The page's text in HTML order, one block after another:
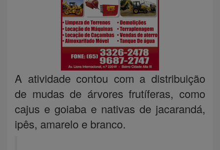
A atividade contou com a distribuição
de mudas de árvores frutíferas, como
cajus e goiaba e nativas de jacarandá,
ipês, amarelo e branco.